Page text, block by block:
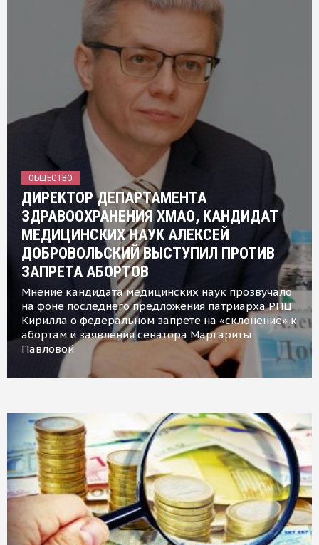
ОБЩЕСТВО
ДИРЕКТОР ДЕПАРТАМЕНТА
ЗДРАВООХРАНЕНИЯ ХМАО, КАНДИДАТ
МЕДИЦИНСКИХ НАУК АЛЕКСЕЙ
ДОБРОВОЛЬСКИЙ ВЫСТУПИЛ ПРОТИВ
ЗАПРЕТА АБОРТОВ
Мнение кандидата медицинских наук прозвучало
на фоне последнего предложения патриарха РПЦ
Кирилла о федеральном запрете на «склонение» к
абортам и заявления сенатора Маргариты
Павловой